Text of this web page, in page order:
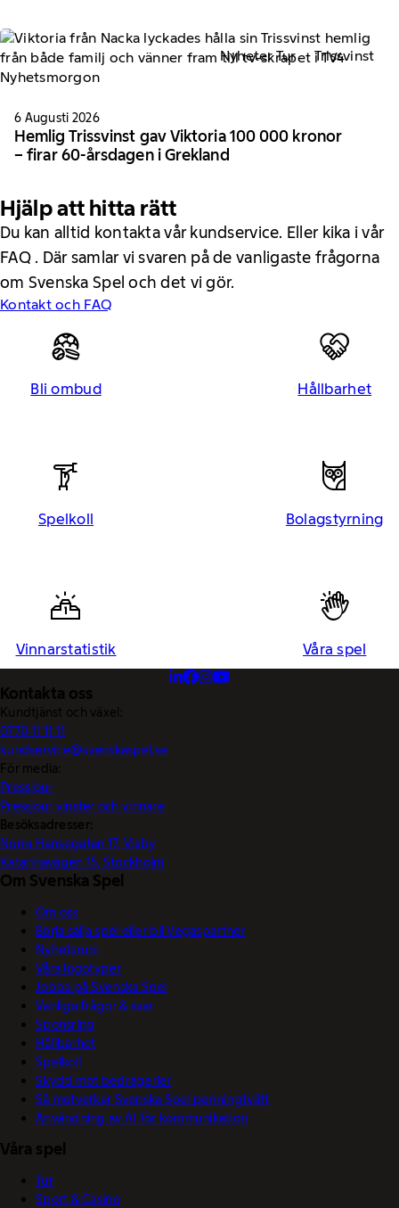
Nyheter Tur Trissvinst
6 Augusti 2026
Hemlig Trissvinst gav Viktoria 100 000 kronor
– firar 60-årsdagen i Grekland
Hjälp att hitta rätt
Du kan alltid kontakta vår kundservice. Eller kika i vår
FAQ . Där samlar vi svaren på de vanligaste frågorna
om Svenska Spel och det vi gör.
Kontakt och FAQ
Bli ombud Hållbarhet
Spelkoll Bolagstyrning
Vinnarstatistik Våra spel
Kontakta oss
Kundtjänst och växel:
0770-11 11 11
kundservice@svenskaspel.se
För media:
Pressjour
Pressjour vinster och vinnare
Besöksadresser:
Norra Hansegatan 17, Visby
Katarinavägen 15, Stockholm
Om Svenska Spel
Om oss
Börja sälja spel eller bli Vegaspartner
Nyhetsrum
Våra logotyper
Jobba på Svenska Spel
Vanliga frågor & svar
Sponsring
Hållbarhet
Spelkoll
Skydd mot bedrägerier
Så motverkar Svenska Spel penningtvätt
Användning av AI för kommunikation
Våra spel
Tur
Sport & Casino